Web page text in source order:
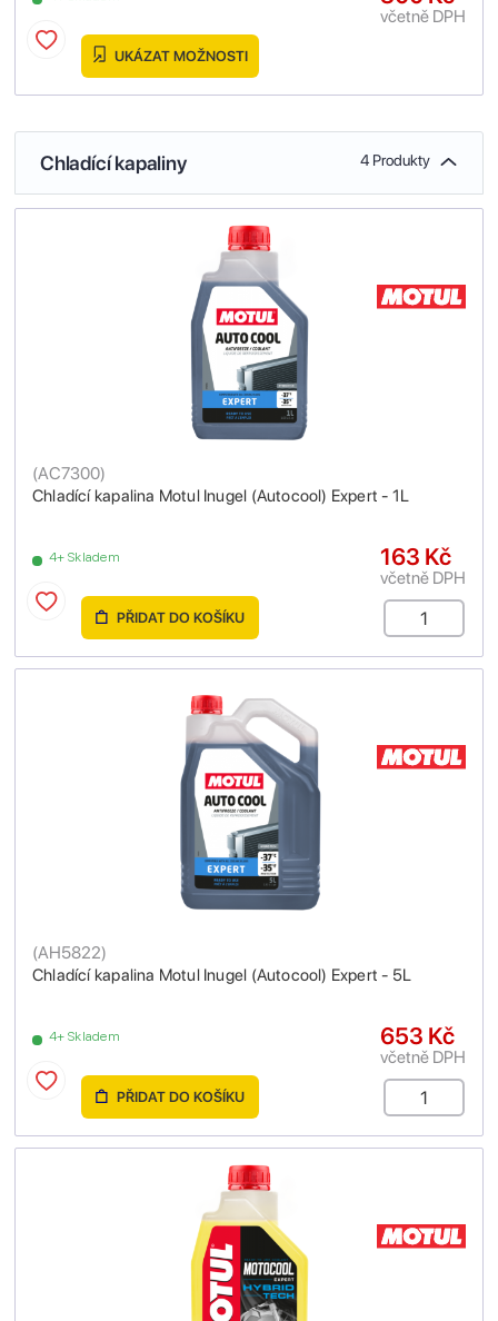
včetně DPH
UKÁZAT MOŽNOSTI
Chladící kapaliny 4 Produkty
Chladící kapalina Motul Inugel (Autocool) Expert - 1L
(AC7300)
4+ Skladem 163 Kč
včetně DPH
PŘIDAT DO KOŠÍKU
Chladící kapalina Motul Inugel (Autocool) Expert - 5L
(AH5822)
4+ Skladem 653 Kč
včetně DPH
PŘIDAT DO KOŠÍKU